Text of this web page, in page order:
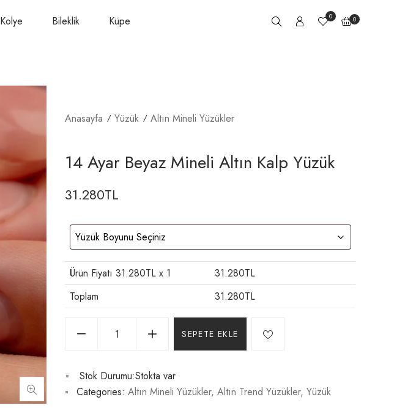
Kolye Bileklik Küpe 0 0
Anasayfa Yüzük Altın Mineli Yüzükler
14 Ayar Beyaz Mineli Altın Kalp Yüzük
31.280TL
Ürün Fiyatı 31.280TL x 1 31.280TL
Toplam
31.280TL
SEPETE EKLE
Stok Durumu:Stokta var
Categories: Altın Mineli Yüzükler,Altın Trend Yüzükler,Yüzük